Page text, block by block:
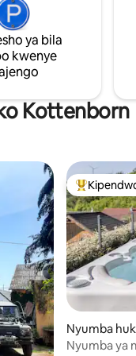
→ Wi-Fi
nzuri ya
ya bila
kwenye
Kottenborn
42
Kipendwa
Nyumba
Nyumba ya